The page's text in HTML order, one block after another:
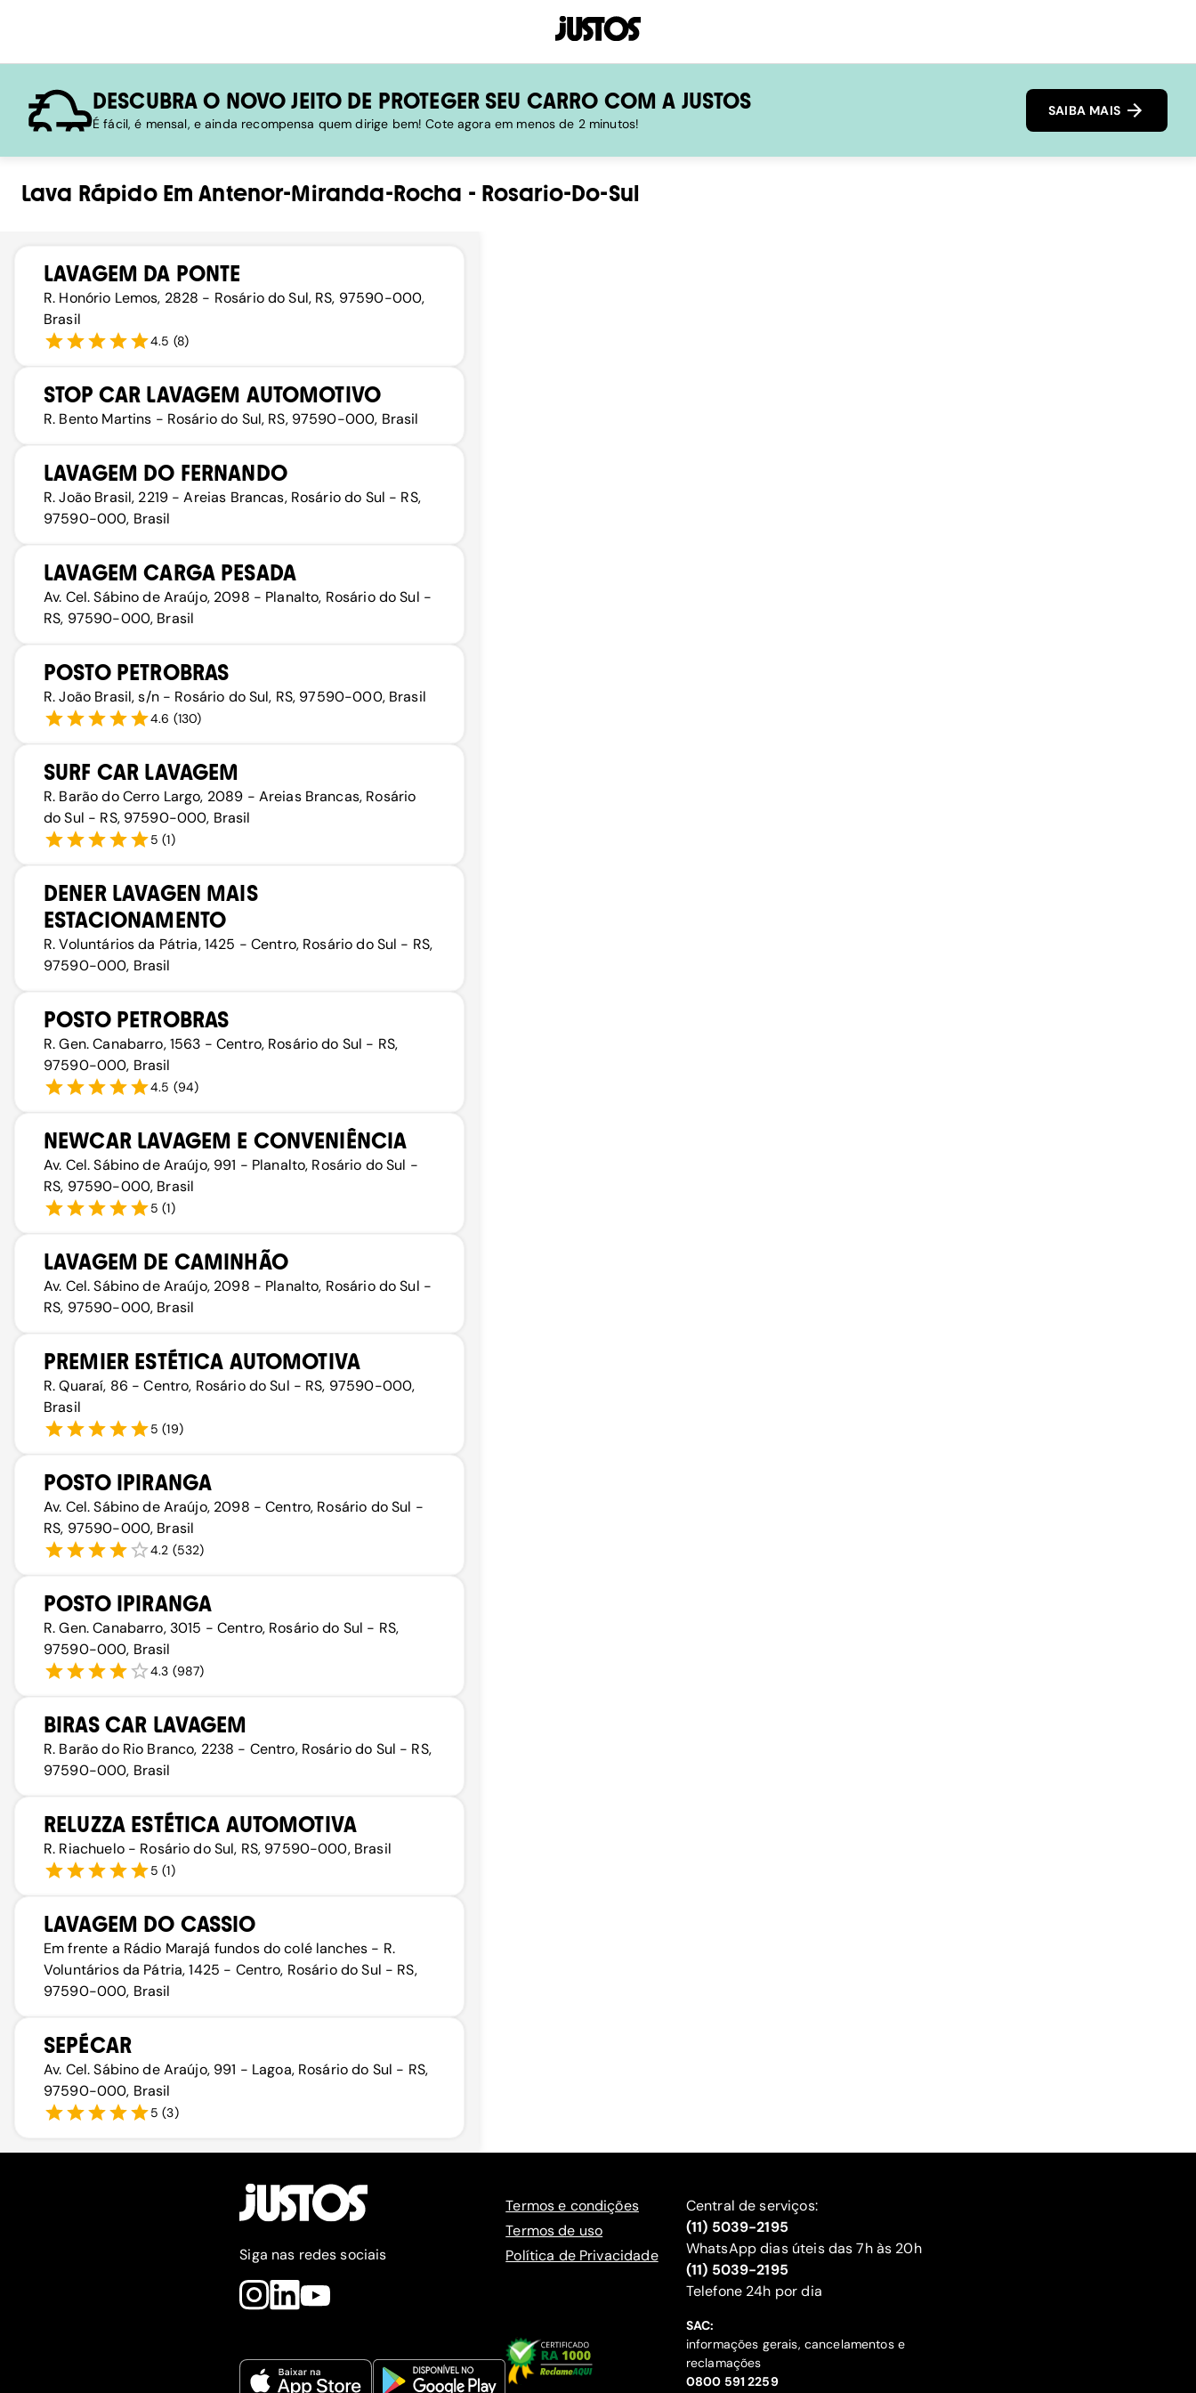
DESCUBRA O NOVO JEITO DE PROTEGER SEU CARRO COM A JUSTOS
É fácil, é mensal, e ainda recompensa quem dirige bem! Cote agora em menos de 2 minutos!
SAIBA MAIS
Lava RápidoEmAntenor-Miranda-Rocha - Rosario-Do-Sul
LAVAGEM DA PONTE
R. Honório Lemos, 2828 - Rosário do Sul, RS, 97590-000,
Brasil
4.5 (8)
STOP CAR LAVAGEM AUTOMOTIVO
R. Bento Martins - Rosário do Sul, RS, 97590-000, Brasil
LAVAGEM DO FERNANDO
R. João Brasil, 2219 - Areias Brancas, Rosário do Sul - RS,
97590-000, Brasil
LAVAGEM CARGA PESADA
Av. Cel. Sábino de Araújo, 2098 - Planalto, Rosário do Sul -
RS, 97590-000, Brasil
POSTO PETROBRAS
R. João Brasil, s/n - Rosário do Sul, RS, 97590-000, Brasil
4.6 (130)
SURF CAR LAVAGEM
R. Barão do Cerro Largo, 2089 - Areias Brancas, Rosário
do Sul - RS, 97590-000, Brasil
5 (1)
DENER LAVAGEN MAIS
ESTACIONAMENTO
R. Voluntários da Pátria, 1425 - Centro, Rosário do Sul - RS,
97590-000, Brasil
POSTO PETROBRAS
R. Gen. Canabarro, 1563 - Centro, Rosário do Sul - RS,
97590-000, Brasil
4.5 (94)
NEWCAR LAVAGEM E CONVENIÊNCIA
Av. Cel. Sábino de Araújo, 991 - Planalto, Rosário do Sul -
RS, 97590-000, Brasil
5 (1)
LAVAGEM DE CAMINHÃO
Av. Cel. Sábino de Araújo, 2098 - Planalto, Rosário do Sul -
RS, 97590-000, Brasil
PREMIER ESTÉTICA AUTOMOTIVA
R. Quaraí, 86 - Centro, Rosário do Sul - RS, 97590-000,
Brasil
5 (19)
POSTO IPIRANGA
Av. Cel. Sábino de Araújo, 2098 - Centro, Rosário do Sul -
RS, 97590-000, Brasil
4.2 (532)
POSTO IPIRANGA
R. Gen. Canabarro, 3015 - Centro, Rosário do Sul - RS,
97590-000, Brasil
4.3 (987)
BIRAS CAR LAVAGEM
R. Barão do Rio Branco, 2238 - Centro, Rosário do Sul - RS,
97590-000, Brasil
RELUZZA ESTÉTICA AUTOMOTIVA
R. Riachuelo - Rosário do Sul, RS, 97590-000, Brasil
5 (1)
LAVAGEM DO CASSIO
Em frente a Rádio Marajá fundos do colé lanches - R.
Voluntários da Pátria, 1425 - Centro, Rosário do Sul - RS,
97590-000, Brasil
SEPÉCAR
Av. Cel. Sábino de Araújo, 991 - Lagoa, Rosário do Sul - RS,
97590-000, Brasil
5 (3)
Siga nas redes sociais
Termos e condições
Termos de uso
Política de Privacidade
Central de serviços:
(11) 5039-2195
WhatsApp dias úteis das 7h às 20h
(11) 5039-2195
‍Telefone 24h por dia
SAC:
informações gerais, cancelamentos e
reclamações
‍0800 591 2259